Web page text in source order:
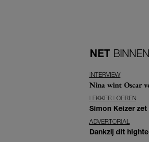
NET BINNEN
INTERVIEW
Nina wint Oscar
LEKKER LOEREN
Simon Keizer
ADVERTORIAL
Dankzij dit